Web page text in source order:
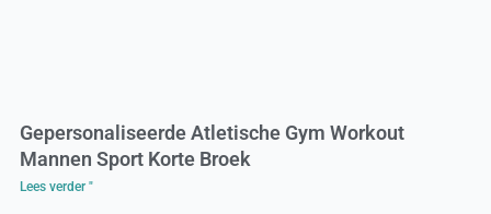
Gepersonaliseerde Atletische Gym Workout
Mannen Sport Korte Broek
Lees verder "